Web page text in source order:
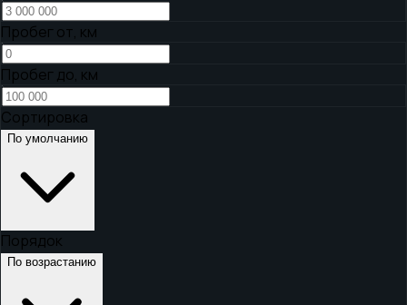
Пробег от, км
Пробег до, км
Сортировка
По умолчанию
Порядок
По возрастанию